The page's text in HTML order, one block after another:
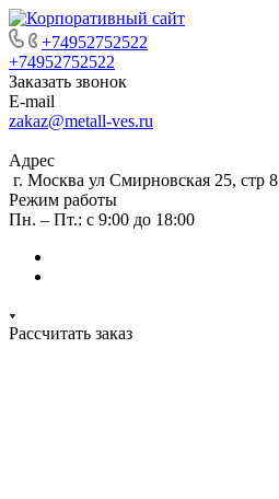
+74952752522
+74952752522
Заказать звонок
E-mail
zakaz@metall-ves.ru
Адрес
г. Москва ул Смирновская 25, стр 8
Режим работы
Пн. – Пт.: с 9:00 до 18:00
Рассчитать заказ